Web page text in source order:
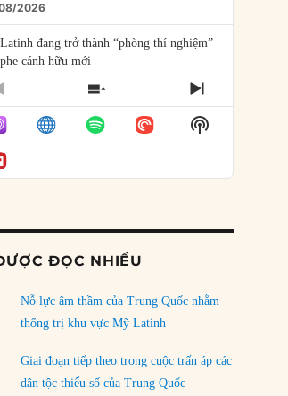
tổng thống Mỹ”
2026
đang trở thành “phòng thí nghiệm”
cánh hữu mới
2026
sao Trung Quốc phủ nhận cuộc gặp với
trưởng Nhật Bản?
2026
2026
vào thất bại: Các quỹ đầu tư mạo
2026
thế nào để kết thúc Chiến tranh Iran?
08/2026
SHOW
EPISODES
LIST
NEXT
EPISODE
Show
Podcast
ĐỌC NHIỀU
Nỗ lực âm thầm của Trung Quốc nhằm
thống trị khu vực Mỹ Latinh
Giai đoạn tiếp theo trong cuộc trấn áp các
dân tộc thiểu số của Trung Quốc